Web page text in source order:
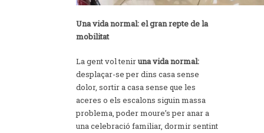
Una vida normal: el gran repte de la
mobilitat
La gent vol teniruna vida normal:
desplaçar-se per dins casa sense
dolor, sortir a casa sense que les
aceres o els escalons siguin massa
problema, poder moure’s per anar a
una celebració familiar, dormir sentint